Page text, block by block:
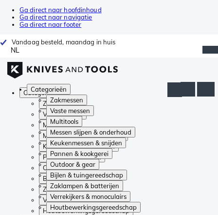
Ga direct naar hoofdinhoud
Ga direct naar navigatie
Ga direct naar footer
Vandaag besteld, maandag in huis
NL
Categorieën
Zakmessen
Vaste messen
Multitools
Messen slijpen & onderhoud
Keukenmessen & snijden
Pannen & kookgerei
Outdoor & gear
Bijlen & tuingereedschap
Zaklampen & batterijen
Verrekijkers & monoculairs
Houtbewerkingsgereedschap
Categorieën
Zakmessen
Vaste messen
Multitools
Messen slijpen & onderhoud
Keukenmessen & snijden
Pannen & kookgerei
Outdoor & gear
Bijlen & tuingereedschap
Zaklampen & batterijen
Verrekijkers & monoculairs
Houtbewerkingsgereedschap